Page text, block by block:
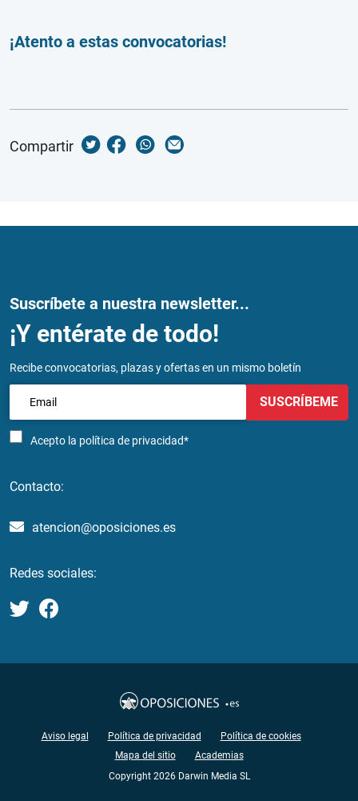
¡Atento a estas convocatorias!
Compartir
Suscríbete a nuestra newsletter...
¡Y entérate de todo!
Recibe convocatorias, plazas y ofertas en un mismo boletín
Acepto la política de privacidad*
SUSCRÍBEME
Contacto:
atencion@oposiciones.es
Redes sociales:
Aviso legal Política de privacidad
Política de cookies
Mapa del sitio
Academias
Copyright 2026 Darwin Media SL